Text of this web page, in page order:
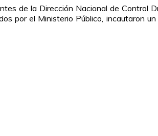
de la Dirección Nacional de Control
por el Ministerio Público, incautaron